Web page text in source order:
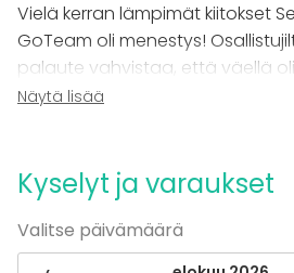
Vielä kerran lämpimät kiitokset
GoTeam oli menestys!
palaute vahvistaa, että väellä
Go Team tempaisi kaikki
GoTeam sai itse asiassa koko
keräämiemme arvosteluiden
Näytä lisää
Kyselyt ja varaukset
Valitse päivämäärä